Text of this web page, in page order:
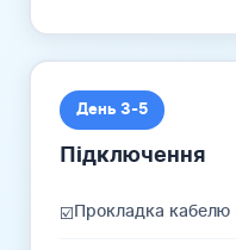
День 3-5
Підключення
☑️Прокладка кабелю